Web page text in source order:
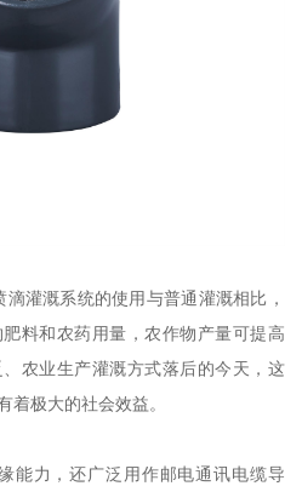
灌溉系统的使用与普通灌溉相比，
料和农药用量，农作物产量可提高
农业生产灌溉方式落后的今天，这
着极大的社会效益。
能力，还广泛用作邮电通讯电缆导